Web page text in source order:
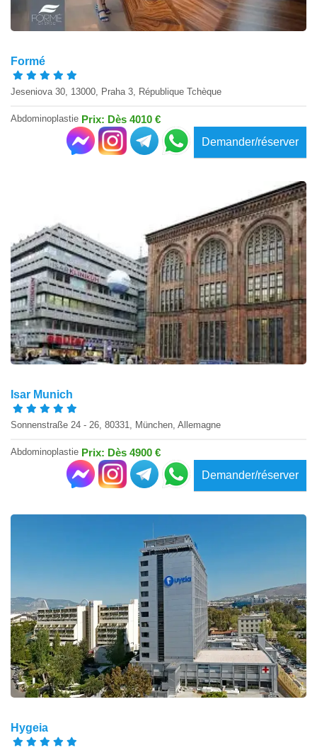
Formé
Jeseniova 30, 13000, Praha 3, République Tchèque
Abdominoplastie Prix: Dès 4010 €
Demander/réserver
Isar Munich
Sonnenstraße 24 - 26, 80331, München, Allemagne
Abdominoplastie Prix: Dès 4900 €
Demander/réserver
Hygeia